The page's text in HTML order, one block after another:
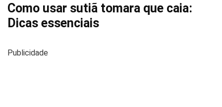
Como usar sutiã tomara que caia:
Dicas essenciais
Publicidade